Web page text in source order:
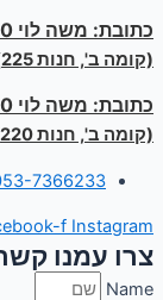
כתובת: משה לוי 10, ראשון לציון
(קומה ב', חנות 225)
כתובת: משה לוי 10, ראשון לציון
(קומה ב', חנות 220)
7366233
f Instagram
צרו עמנו
Name